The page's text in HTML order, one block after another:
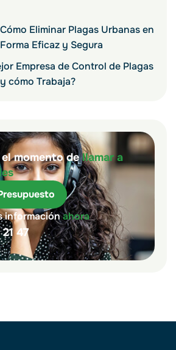
Eliminar Plagas Urbanas en
Eficaz y Segura
Empresa de Control de Plagas
cómo Trabaja?
el momento dellamar a
informaciónahora
47